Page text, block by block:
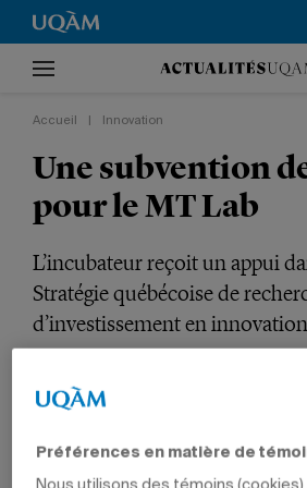
Accueil Innovation
Une subvention
pour le MT Lab
L’incubateur reçoit un appui
Stratégie québécoise de
d’investissement en
Préférences en matière de